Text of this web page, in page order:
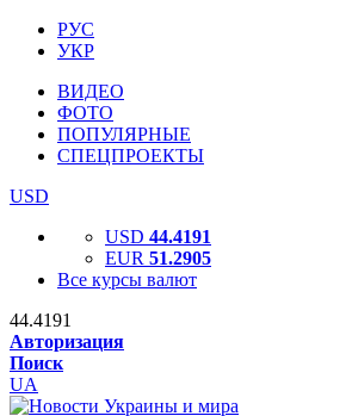
РУС
УКР
ВИДЕО
ФОТО
ПОПУЛЯРНЫЕ
СПЕЦПРОЕКТЫ
USD
USD 44.4191
EUR 51.2905
Все курсы валют
44.4191
Авторизация
Поиск
UA